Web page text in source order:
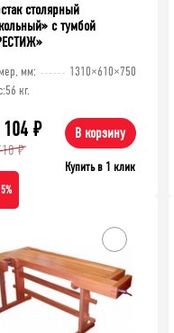
столярный
с тумбой
мм:
1310×610×750
56 кг.
₽
₽
В корзину
Купить в 1 клик